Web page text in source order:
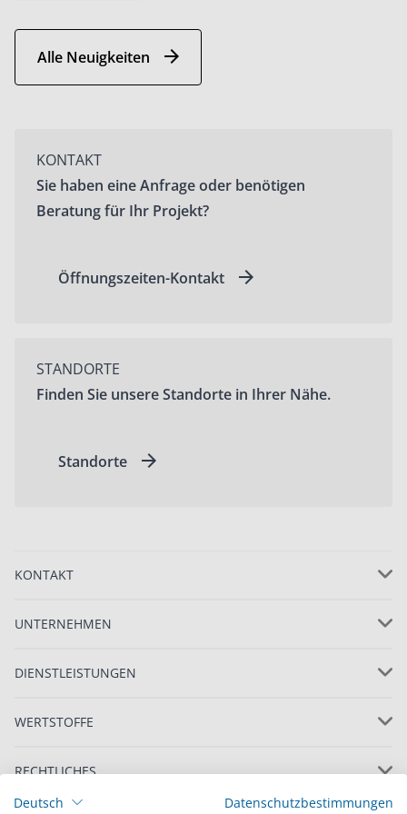
Alle Neuigkeiten
KONTAKT
Sie haben eine Anfrage oder benötigen
Beratung für Ihr Projekt?
Öffnungszeiten-Kontakt
STANDORTE
Finden Sie unsere Standorte in Ihrer Nähe.
Standorte
KONTAKT
UNTERNEHMEN
DIENSTLEISTUNGEN
WERTSTOFFE
RECHTLICHES
Deutsch
Datenschutzbestimmungen